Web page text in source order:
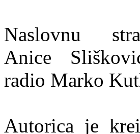
Naslovnu
Anice
radio Marko
Autorica je